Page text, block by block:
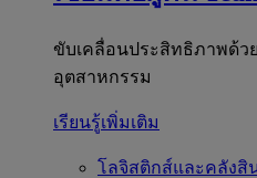
ขับเคลื่อนประสิทธิภาพด้ว
อุตสาหกรรม
เรียนรู้เพิ่มเติม
โลจิสติกส์และคลังสิ